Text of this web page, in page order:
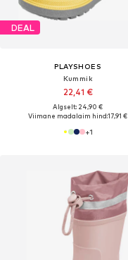
DEAL
PLAYSHOES
Kummik
22,41 €
Algselt: 24,90 €
Viimane madalaim hind:17,91 €
+1